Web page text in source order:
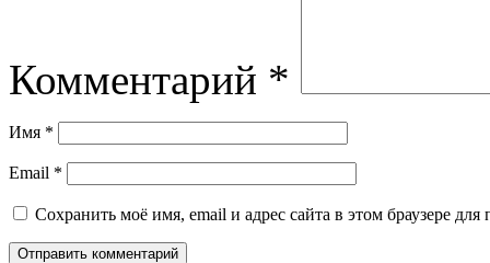
Комментарий *
Имя *
Email *
Сохранить моё имя, email и адрес сайта в этом браузере